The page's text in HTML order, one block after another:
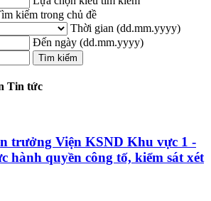
kiếm trong chủ đề
Thời gian (dd.mm.yyyy)
Đến ngày (dd.mm.yyyy)
Tin tức
trưởng Viện KSND Khu vực 1 -
hành quyền công tố, kiểm sát xét